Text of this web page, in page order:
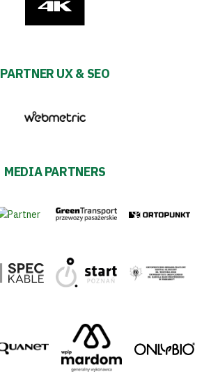
PARTNER UX & SEO
MEDIA PARTNERS